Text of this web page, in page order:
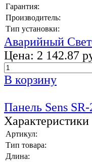
Гарантия:
Производитель:
Тип установки:
Аварийный
Цена: 2 142.87
В корзину
Панель Sens
Характеристики
Артикул:
Тип товара:
Длина: